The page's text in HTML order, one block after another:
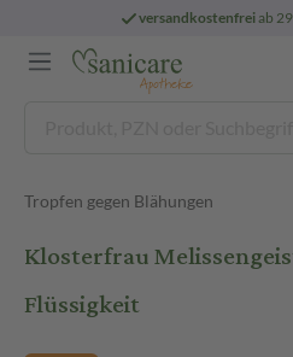
versandkostenfreiab
Tropfen gegen Blähungen
Klosterfrau
Flüssigkeit